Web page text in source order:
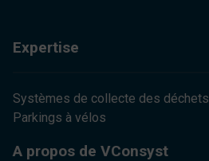
Expertise
Systèmes de collecte des déchets
Parkings à vélos
A propos de VConsyst